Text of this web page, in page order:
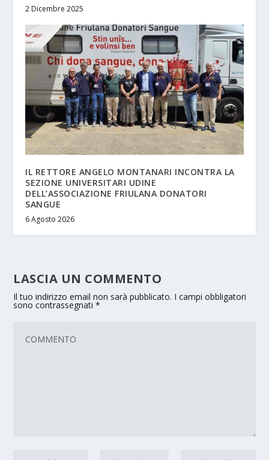
2 Dicembre 2025
IL RETTORE ANGELO MONTANARI INCONTRA LA
SEZIONE UNIVERSITARI UDINE
DELL’ASSOCIAZIONE FRIULANA DONATORI
SANGUE
6 Agosto 2026
LASCIA UN COMMENTO
Il tuo indirizzo email non sarà pubblicato. I campi obbligatori
sono contrassegnati*